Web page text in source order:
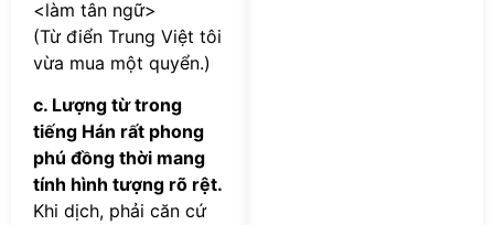
<làm tân ngữ>
(Từ điển Trung Việt tôi
vừa mua một quyển.)
c. Lượng từ trong
tiếng Hán rất phong
phú đồng thời mang
tính hình tượng rõ rệt.
Khi dịch, phải căn cứ